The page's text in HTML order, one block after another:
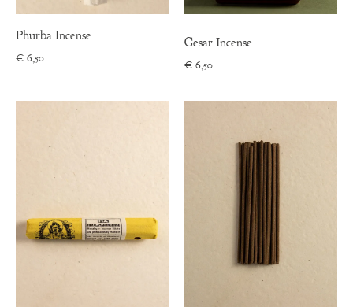
Phurba Incense
€ 6,50
Gesar Incense
€ 6,50